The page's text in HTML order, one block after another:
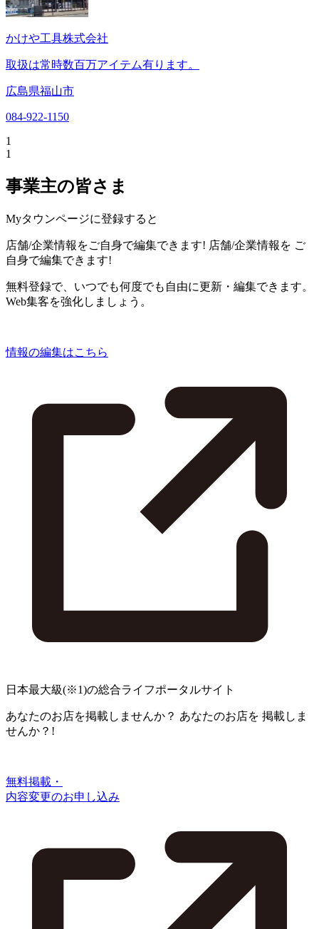
かけや工具株式会社
取扱は常時数百万アイテム有ります。
広島県福山市
084-922-1150
1
1
事業主の皆さま
Myタウンページに登録すると
店舗/企業情報をご自身で編集できます! 店舗/企業情報を ご
自身で編集できます!
無料登録で、いつでも何度でも自由に更新・編集できます。
Web集客を強化しましょう。
情報の編集はこちら
日本最大級(※1)の総合ライフポータルサイト
あなたのお店を掲載しませんか？ あなたのお店を 掲載しま
せんか？!
無料掲載・
内容変更のお申し込み